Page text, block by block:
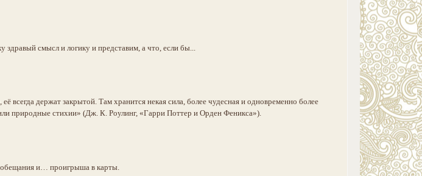
здравый смысл и логику и представим, а что, если бы...
всегда держат закрытой. Там хранится некая сила, более чудесная и одновременно более
природные стихии» (Дж. К. Роулинг, «Гарри Поттер и Орден Феникса»).
обещания и… проигрыша в карты.